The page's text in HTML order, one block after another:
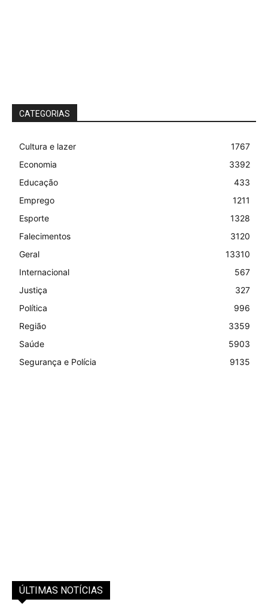
CATEGORIAS
Cultura e lazer
1767
Economia
3392
Educação
433
Emprego
1211
Esporte
1328
Falecimentos
3120
Geral
13310
Internacional
567
Justiça
327
Política
996
Região
3359
Saúde
5903
Segurança e Polícia
9135
ÚLTIMAS NOTÍCIAS